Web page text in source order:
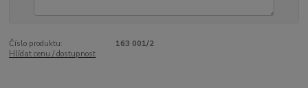
Číslo produktu:
163 001/2
Hlídat cenu / dostupnost